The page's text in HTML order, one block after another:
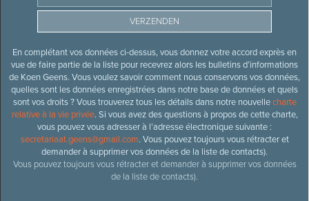
En complétant vos données ci-dessus, vous donnez votre accord exprès en
vue de faire partie de la liste pour recevrez alors les bulletins d’informations
de Koen Geens. Vous voulez savoir comment nous conservons vos données,
quelles sont les données enregistrées dans notre base de données et quels
sont vos droits ? Vous trouverez tous les détails dans notre nouvellecharte
relative à la vie privée. Si vous avez des questions à propos de cette charte,
vous pouvez vous adresser à l’adresse électronique suivante :
secretariaat.geens@gmail.com. Vous pouvez toujours vous rétracter et
demander à supprimer vos données de la liste de contacts).
Vous pouvez toujours vous rétracter et demander à supprimer vos données
de la liste de contacts).